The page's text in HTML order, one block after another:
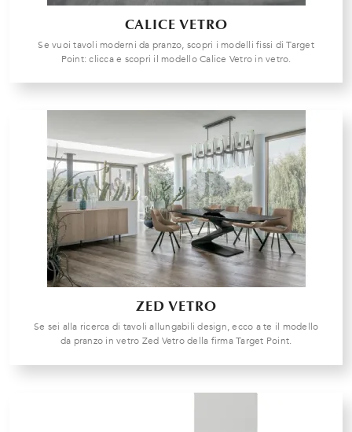
CALICE VETRO
Se vuoi tavoli moderni da pranzo, scopri i modelli fissi di Target
Point: clicca e scopri il modello Calice Vetro in vetro.
ZED VETRO
Se sei alla ricerca di tavoli allungabili design, ecco a te il modello
da pranzo in vetro Zed Vetro della firma Target Point.